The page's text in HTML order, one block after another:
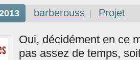
barberouss Projet
Oui, décidément en ce
pas assez de temps,